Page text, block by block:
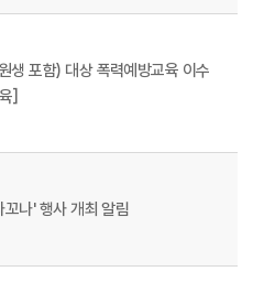
포함) 대상 폭력예방교육 이수
]
나' 행사 개최 알림